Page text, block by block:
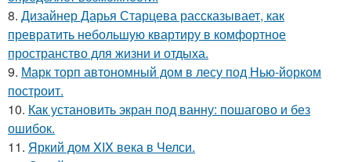
8. Дизайнер Дарья Старцева рассказывает, как
превратить небольшую квартиру в комфортное
пространство для жизни и отдыха.
9. Марк торп автономный дом в лесу под Нью-йорком
построит.
10. Как установить экран под ванну: пошагово и без
ошибок.
11. Яркий дом XIX века в Челси.